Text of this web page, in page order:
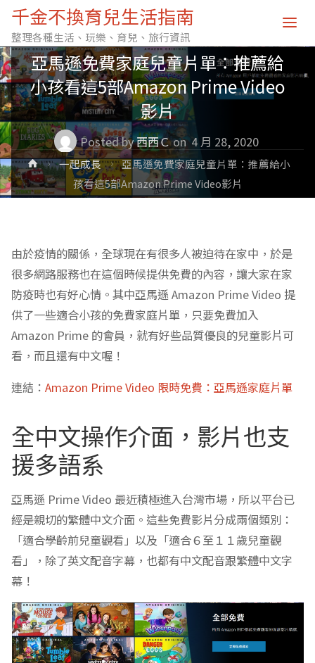
千金不換育兒生活指南
整理各種生活、玩樂、育兒、旅行資訊
亞馬遜免費家庭兒童片單：推薦給
小孩看這5部Amazon Prime Video
影片
Posted by西西Ｃon 4 月 28, 2020
一起成長 好物分享
Home一起成長
亞馬遜免費家庭兒童片單：推薦給小
孩看這5部Amazon Prime Video影片
由於疫情的關係，全球現在有很多人被迫待在家中，於是
很多網路服務也在這個時候提供免費的內容，讓大家在家
防疫時也有好心情。其中亞馬遜 Amazon Prime Video 提
供了一些適合小孩的免費家庭片單，只要免費加入
Amazon Prime 的會員，就有好些品質優良的兒童影片可
看，而且還有中文喔！
連結：Amazon Prime Video 限時免費：亞馬遜家庭片單
全中文操作介面，影片也支
援多語系
亞馬遜 Prime Video 最近積極進入台灣市場，所以平台已
經是親切的繁體中文介面。這些免費影片分成兩個類別：
「適合學齡前兒童觀看」以及「適合６至１１歲兒童觀
看」，除了英文配音字幕，也都有中文配音跟繁體中文字
幕！